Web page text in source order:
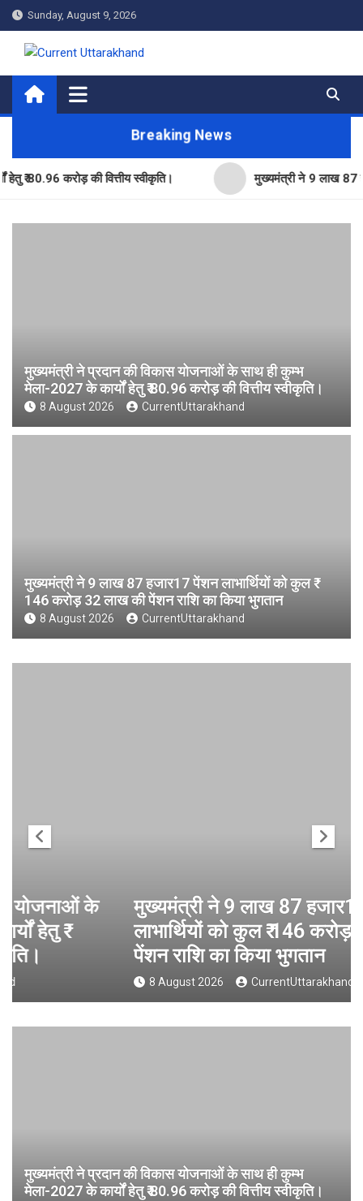
Skip
to
content
Sunday, August 9, 2026
Current Uttarakhand
Breaking News
करोड़ की वित्तीय स्वीकृति। मुख्यमंत्री ने 9 लाख 87 हजार17
मुख्यमंत्री ने प्रदान की विकास योजनाओं के साथ ही कुम्भ
मेला-2027 के कार्यों हेतु ₹ 80.96 करोड़ की वित्तीय स्वीकृति।
8 August 2026 CurrentUttarakhand
मुख्यमंत्री ने 9 लाख 87 हजार17 पेंशन लाभार्थियों को कुल ₹
146 करोड़ 32 लाख की पेंशन राशि का किया भुगतान
8 August 2026 CurrentUttarakhand
मुख्यमंत्री ने 9 लाख 87 हजार17 पेंशन
लाभार्थियों को कुल ₹ 146 करोड़ 32 लाख की
पेंशन राशि का किया भुगतान
CurrentUttarakhand
मुख्यमंत्री ने प्रदान की विकास योजनाओं के साथ ही कुम्भ
मेला-2027 के कार्यों हेतु ₹ 80.96 करोड़ की वित्तीय स्वीकृति।